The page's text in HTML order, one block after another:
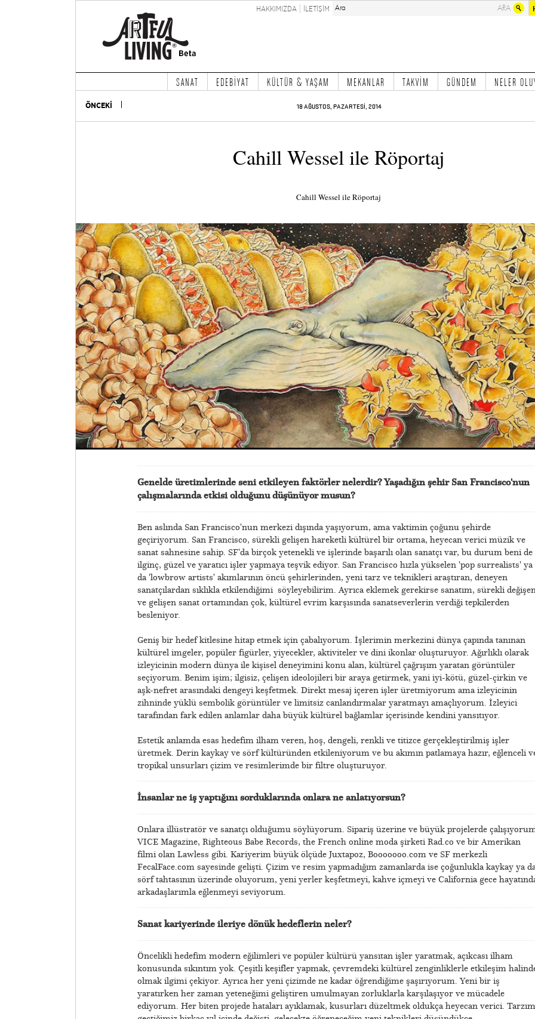
HAKKIMIZDA İLETİŞİM
SANAT EDEBİYAT KÜLTÜR & YAŞAM MEKANLAR TAKVİM GÜNDEM NELER
ÖNCEKİ 18 AĞUSTOS, PAZARTESİ, 2014
Cahill Wessel ile Röportaj
Cahill Wessel ile Röportaj
Genelde üretimlerinde seni etkileyen faktörler nelerdir? Yaşadığın şehir San Francisco'nun
çalışmalarında etkisi olduğunu düşünüyor musun?
Ben aslında San Francisco'nun merkezi dışında yaşıyorum, ama vaktimin çoğunu şehirde
geçiriyorum. San Francisco, sürekli gelişen hareketli kültürel bir ortama, heyecan verici müzik ve
sanat sahnesine sahip. SF'da birçok yetenekli ve işlerinde başarılı olan sanatçı var, bu durum beni de
ilginç, güzel ve yaratıcı işler yapmaya teşvik ediyor. San Francisco hızla yükselen 'pop surrealists' ya
da 'lowbrow artists' akımlarının öncü şehirlerinden, yeni tarz ve teknikleri araştıran, deneyen
sanatçılardan sıklıkla etkilendiğimi söyleyebilirim. Ayrıca eklemek gerekirse sanatım, sürekli
ve gelişen sanat ortamından çok, kültürel evrim karşısında sanatseverlerin verdiği tepkilerden
besleniyor.
Geniş bir hedef kitlesine hitap etmek için çabalıyorum. İşlerimin merkezini dünya çapında tanınan
kültürel imgeler, popüler figürler, yiyecekler, aktiviteler ve dini ikonlar oluşturuyor. Ağırlıklı olarak
izleyicinin modern dünya ile kişisel deneyimini konu alan, kültürel çağrışım yaratan görüntüler
seçiyorum. Benim işim; ilgisiz, çelişen ideolojileri bir araya getirmek, yani iyi-kötü, güzel-çirkin ve
aşk-nefret arasındaki dengeyi keşfetmek. Direkt mesaj içeren işler üretmiyorum ama izleyicinin
zihninde yüklü sembolik görüntüler ve limitsiz canlandırmalar yaratmayı amaçlıyorum. İzleyici
tarafından fark edilen anlamlar daha büyük kültürel bağlamlar içerisinde kendini yansıtıyor.
Estetik anlamda esas hedefim ilham veren, hoş, dengeli, renkli ve titizce gerçekleştirilmiş işler
üretmek. Derin kaykay ve sörf kültüründen etkileniyorum ve bu akımın patlamaya hazır, eğlenceli
tropikal unsurları çizim ve resimlerimde bir filtre oluşturuyor.
İnsanlar ne iş yaptığını sorduklarında onlara ne anlatıyorsun?
Onlara illüstratör ve sanatçı olduğumu söylüyorum. Sipariş üzerine ve büyük projelerde
VICE Magazine, Righteous Babe Records, the French online moda şirketi Rad.co ve bir Amerikan
filmi olan Lawless gibi. Kariyerim büyük ölçüde Juxtapoz, Booooooo.com ve SF merkezli
FecalFace.com sayesinde gelişti. Çizim ve resim yapmadığım zamanlarda ise çoğunlukla kaykay ya
sörf tahtasının üzerinde oluyorum, yeni yerler keşfetmeyi, kahve içmeyi ve California gece
arkadaşlarımla eğlenmeyi seviyorum.
Sanat kariyerinde ileriye dönük hedeflerin neler?
Öncelikli hedefim modern eğilimleri ve popüler kültürü yansıtan işler yaratmak, açıkcası ilham
konusunda sıkıntım yok. Çeşitli keşifler yapmak, çevremdeki kültürel zenginliklerle etkileşim
olmak ilgimi çekiyor. Ayrıca her yeni çizimde ne kadar öğrendiğime şaşırıyorum. Yeni bir iş
yaratırken her zaman yeteneğimi geliştiren umulmayan zorluklarla karşılaşıyor ve mücadele
ediyorum. Her biten projede hataları ayıklamak, kusurları düzeltmek oldukça heyecan verici. Tarzım